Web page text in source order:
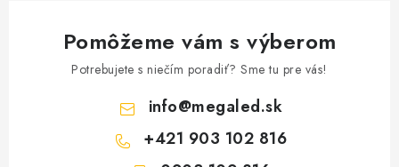
Pomôžeme vám s výberom
Potrebujete s niečím poradiť? Sme tu pre vás!
info@megaled.sk
+421 903 102 816